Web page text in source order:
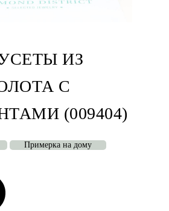
ИЗ
С
(009404)
Примерка на дому